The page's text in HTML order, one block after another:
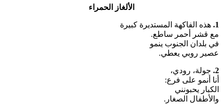
الألغاز الحمراء
1. هذه الفاكهة المستديرة كبيرة
مع قشر أحمر ساطع.
في بلدان الجنوب ينمو
عصير روبي يعطي.
2. جولة، رودي،
أنا أنمو على فرع:
الكبار يحبونني
والأطفال الصغار.